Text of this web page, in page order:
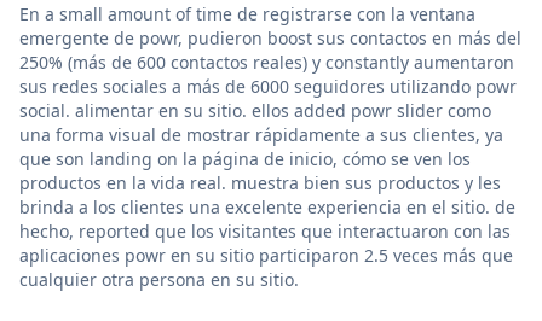
En a small amount of time de registrarse con la ventana
emergente de powr, pudieron boost sus contactos en más del
250% (más de 600 contactos reales) y constantly aumentaron
sus redes sociales a más de 6000 seguidores utilizando powr
social. alimentar en su sitio. ellos added powr slider como
una forma visual de mostrar rápidamente a sus clientes, ya
que son landing on la página de inicio, cómo se ven los
productos en la vida real. muestra bien sus productos y les
brinda a los clientes una excelente experiencia en el sitio. de
hecho, reported que los visitantes que interactuaron con las
aplicaciones powr en su sitio participaron 2.5 veces más que
cualquier otra persona en su sitio.